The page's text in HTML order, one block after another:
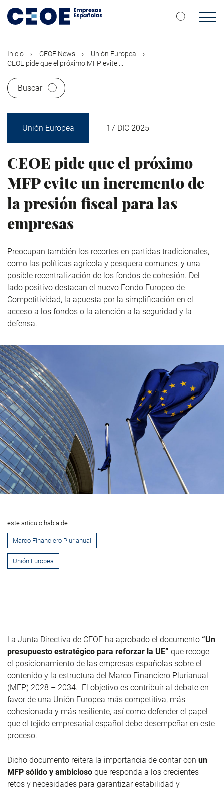
contenido
Inicio CEOE News
Unión Europea
CEOE pide que el próximo MFP evite ...
Buscar
Unión Europea 17 DIC 2025
CEOE pide que el próximo
MFP evite un incremento de
la presión fiscal para las
empresas
Preocupan también los recortes en partidas tradicionales,
como las políticas agrícola y pesquera comunes, y una
posible recentralización de los fondos de cohesión. Del
lado positivo destacan el nuevo Fondo Europeo de
Competitividad, la apuesta por la simplificación en el
acceso a los fondos o la atención a la seguridad y la
defensa.
este artículo habla de
Marco Financiero Plurianual
Unión Europea
La Junta Directiva de CEOE ha aprobado el documento “Un
presupuesto estratégico para reforzar la UE” que recoge
el posicionamiento de las empresas españolas sobre el
contenido y la estructura del Marco Financiero Plurianual
(MFP) 2028 – 2034. El objetivo es contribuir al debate en
favor de una Unión Europea más competitiva, más
cohesionada y más resiliente, así como defender el papel
que el tejido empresarial español debe desempeñar en este
proceso.
Dicho documento reitera la importancia de contar con un
MFP sólido y ambicioso que responda a los crecientes
retos y necesidades para garantizar estabilidad y